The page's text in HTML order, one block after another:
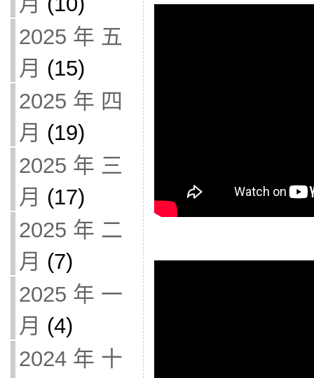
2025 年 五
月 (15)
2025 年 四
月 (19)
2025 年 三
月 (17)
2025 年 二
月 (7)
2025 年 一
月 (4)
2024 年 十